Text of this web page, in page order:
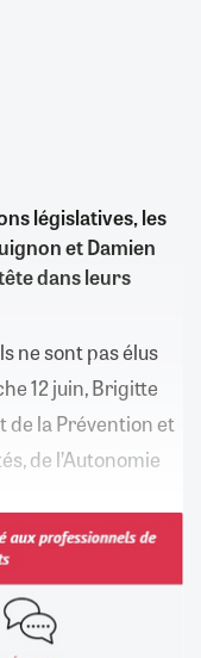
législatives, les
et Damien
dans leurs
ne sont pas élus
12 juin, Brigitte
de la Prévention et
de l’Autonomie